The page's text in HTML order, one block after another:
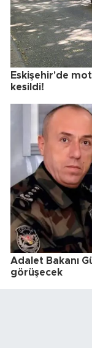
Eskişehir'de
kesildi!
Adalet Bakanı
görüşecek